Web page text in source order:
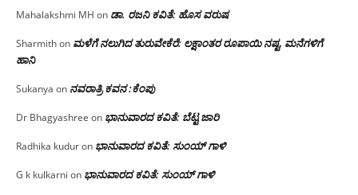
Mahalakshmi MH on ಡಾ. ರಜನಿ ಕವಿತೆ: ಹೊಸ ವರುಷ
Sharmithon ಮಳೆಗೆ ನಲುಗಿದ ತುರುವೇಕೆರೆ: ಲಕ್ಷಾಂತರ ರೂಪಾಯಿ ನಷ್ಟ, ಮನೆಗಳಿಗೆ
ಹಾನಿ
Sukanya on ನವರಾತ್ರಿ ಕವನ :ಕೆಂಪು
Dr Bhagyashree on ಭಾನುವಾರದ ಕವಿತೆ: ಬೆಟ್ಟ ಜಾರಿ
Radhika kuduron ಭಾನುವಾರದ ಕವಿತೆ: ಸುಂಯ್ ಗಾಳಿ
G k kulkarni on ಭಾನುವಾರದ ಕವಿತೆ: ಸುಂಯ್ ಗಾಳಿ